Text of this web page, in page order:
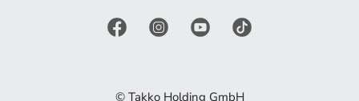
© Takko Holding GmbH